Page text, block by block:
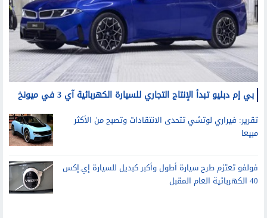
بي إم دبليو تبدأ الإنتاج التجاري للسيارة الكهربائية آي 3 في ميونخ
تقرير: فيراري لوتشي تتحدى الانتقادات وتصبح من الأكثر
مبيعا
فولفو تعتزم طرح سيارة أطول وأكبر كبديل للسيارة إي.إكس
40 الكهربائية العام المقبل